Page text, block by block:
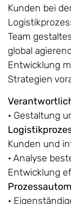
Kunden bei
Team
global
Entwicklung
Strategien
• Gestaltung
Kunden und
• Analyse
Entwicklung
•